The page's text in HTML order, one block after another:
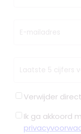
E-mailadres
Laatste 5 cijfers
Verwijder
Ik ga akkoord